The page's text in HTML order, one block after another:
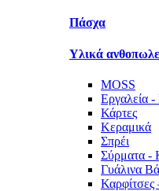
Πάσχα
Υλικά
MOSS
Εργαλεία -
Κάρτες
Κεραμικά
Σπρέι
Σύρματα -
Γυάλινα
Καρφίτσες